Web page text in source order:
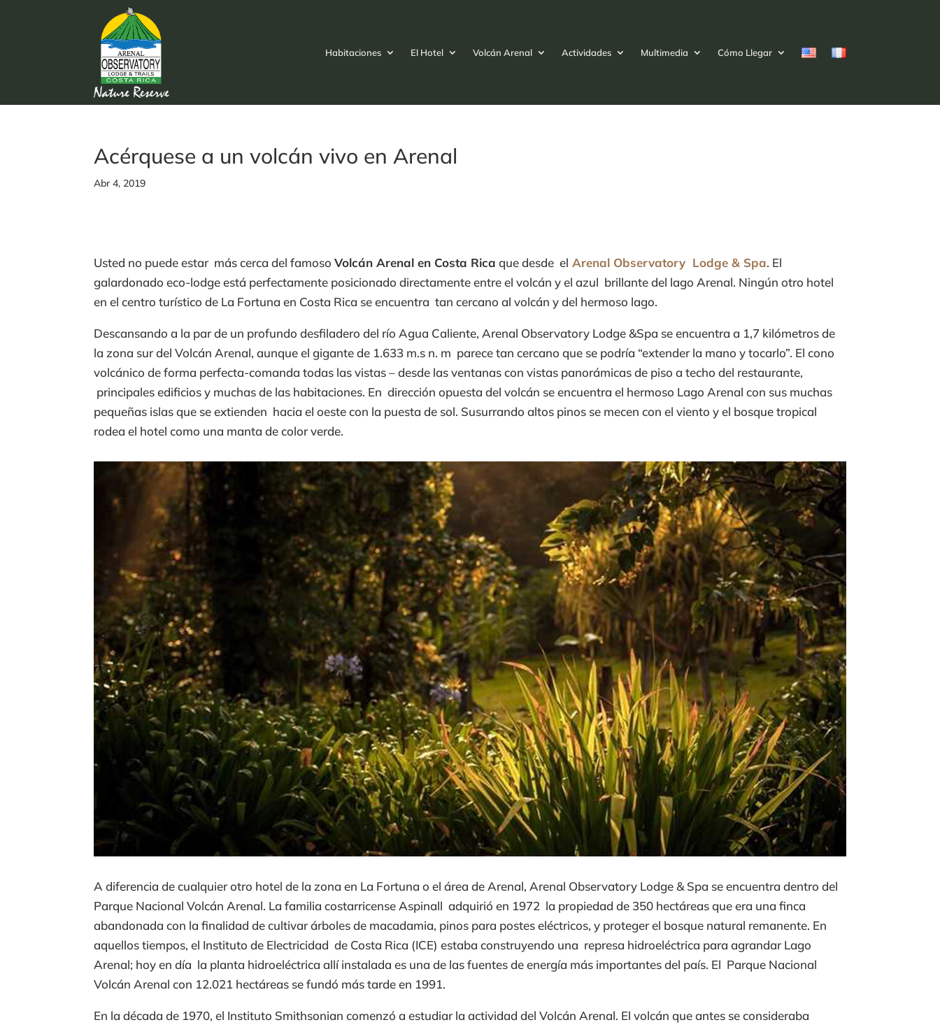
Habitaciones El Hotel Volcán Arenal Actividades Multimedia Cómo Llegar
Acérquese a un volcán vivo en Arenal
Abr 4, 2019
Usted no puede estar más cerca del famosoVolcán Arenal en Costa Rica que desde el Arenal Observatory Lodge & Spa. El
galardonado eco-lodge está perfectamente posicionado directamente entre el volcán y el azul brillante del lago Arenal. Ningún otro hotel
en el centro turístico de La Fortuna en Costa Rica se encuentra tan cercano al volcán y del hermoso lago.
Descansando a la par de un profundo desfiladero del río Agua Caliente, Arenal Observatory Lodge &Spa se encuentra a 1,7 kilómetros de
la zona sur del Volcán Arenal, aunque el gigante de 1.633 m.s n. m parece tan cercano que se podría “extender la mano y tocarlo”. El cono
volcánico de forma perfecta-comanda todas las vistas – desde las ventanas con vistas panorámicas de piso a techo del restaurante,
principales edificios y muchas de las habitaciones. En dirección opuesta del volcán se encuentra el hermoso Lago Arenal con sus muchas
pequeñas islas que se extienden hacia el oeste con la puesta de sol. Susurrando altos pinos se mecen con el viento y el bosque tropical
rodea el hotel como una manta de color verde.
A diferencia de cualquier otro hotel de la zona en La Fortuna o el área de Arenal, Arenal Observatory Lodge & Spa se encuentra dentro del
Parque Nacional Volcán Arenal. La familia costarricense Aspinall adquirió en 1972 la propiedad de 350 hectáreas que era una finca
abandonada con la finalidad de cultivar árboles de macadamia, pinos para postes eléctricos, y proteger el bosque natural remanente. En
aquellos tiempos, el Instituto de Electricidad de Costa Rica (ICE) estaba construyendo una represa hidroeléctrica para agrandar Lago
Arenal; hoy en día la planta hidroeléctrica allí instalada es una de las fuentes de energía más importantes del país. El Parque Nacional
Volcán Arenal con 12.021 hectáreas se fundó más tarde en 1991.
En la década de 1970, el Instituto Smithsonian comenzó a estudiar la actividad del Volcán Arenal. El volcán que antes se consideraba